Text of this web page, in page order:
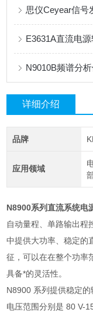
思仪Ceyear信号
E3631A直流电
N9010B频谱分
详细介绍
品牌
应用领域
N8900系列直流系统
自动量程、单路输出程
中提供大功率、稳定的
征，可以在在整个功率
具备*的灵活性。
N8900 系列提供稳定的
电压范围分别是 80 V-